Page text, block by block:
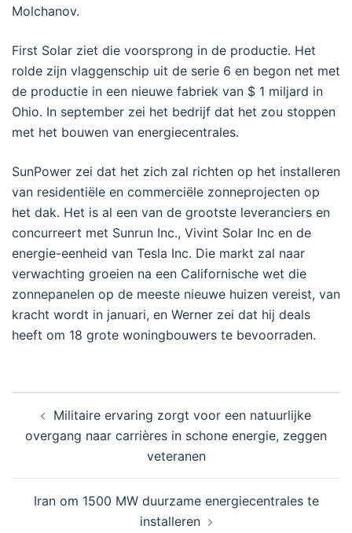
Molchanov.
First Solar ziet die voorsprong in de productie. Het
rolde zijn vlaggenschip uit de serie 6 en begon net met
de productie in een nieuwe fabriek van $ 1 miljard in
Ohio. In september zei het bedrijf dat het zou stoppen
met het bouwen van energiecentrales.
SunPower zei dat het zich zal richten op het installeren
van residentiële en commerciële zonneprojecten op
het dak. Het is al een van de grootste leveranciers en
concurreert met Sunrun Inc., Vivint Solar Inc en de
energie-eenheid van Tesla Inc. Die markt zal naar
verwachting groeien na een Californische wet die
zonnepanelen op de meeste nieuwe huizen vereist, van
kracht wordt in januari, en Werner zei dat hij deals
heeft om 18 grote woningbouwers te bevoorraden.
navigatie
Militaire ervaring zorgt voor een natuurlijke
overgang naar carrières in schone energie, zeggen
veteranen
Iran om 1500 MW duurzame energiecentrales te
installeren